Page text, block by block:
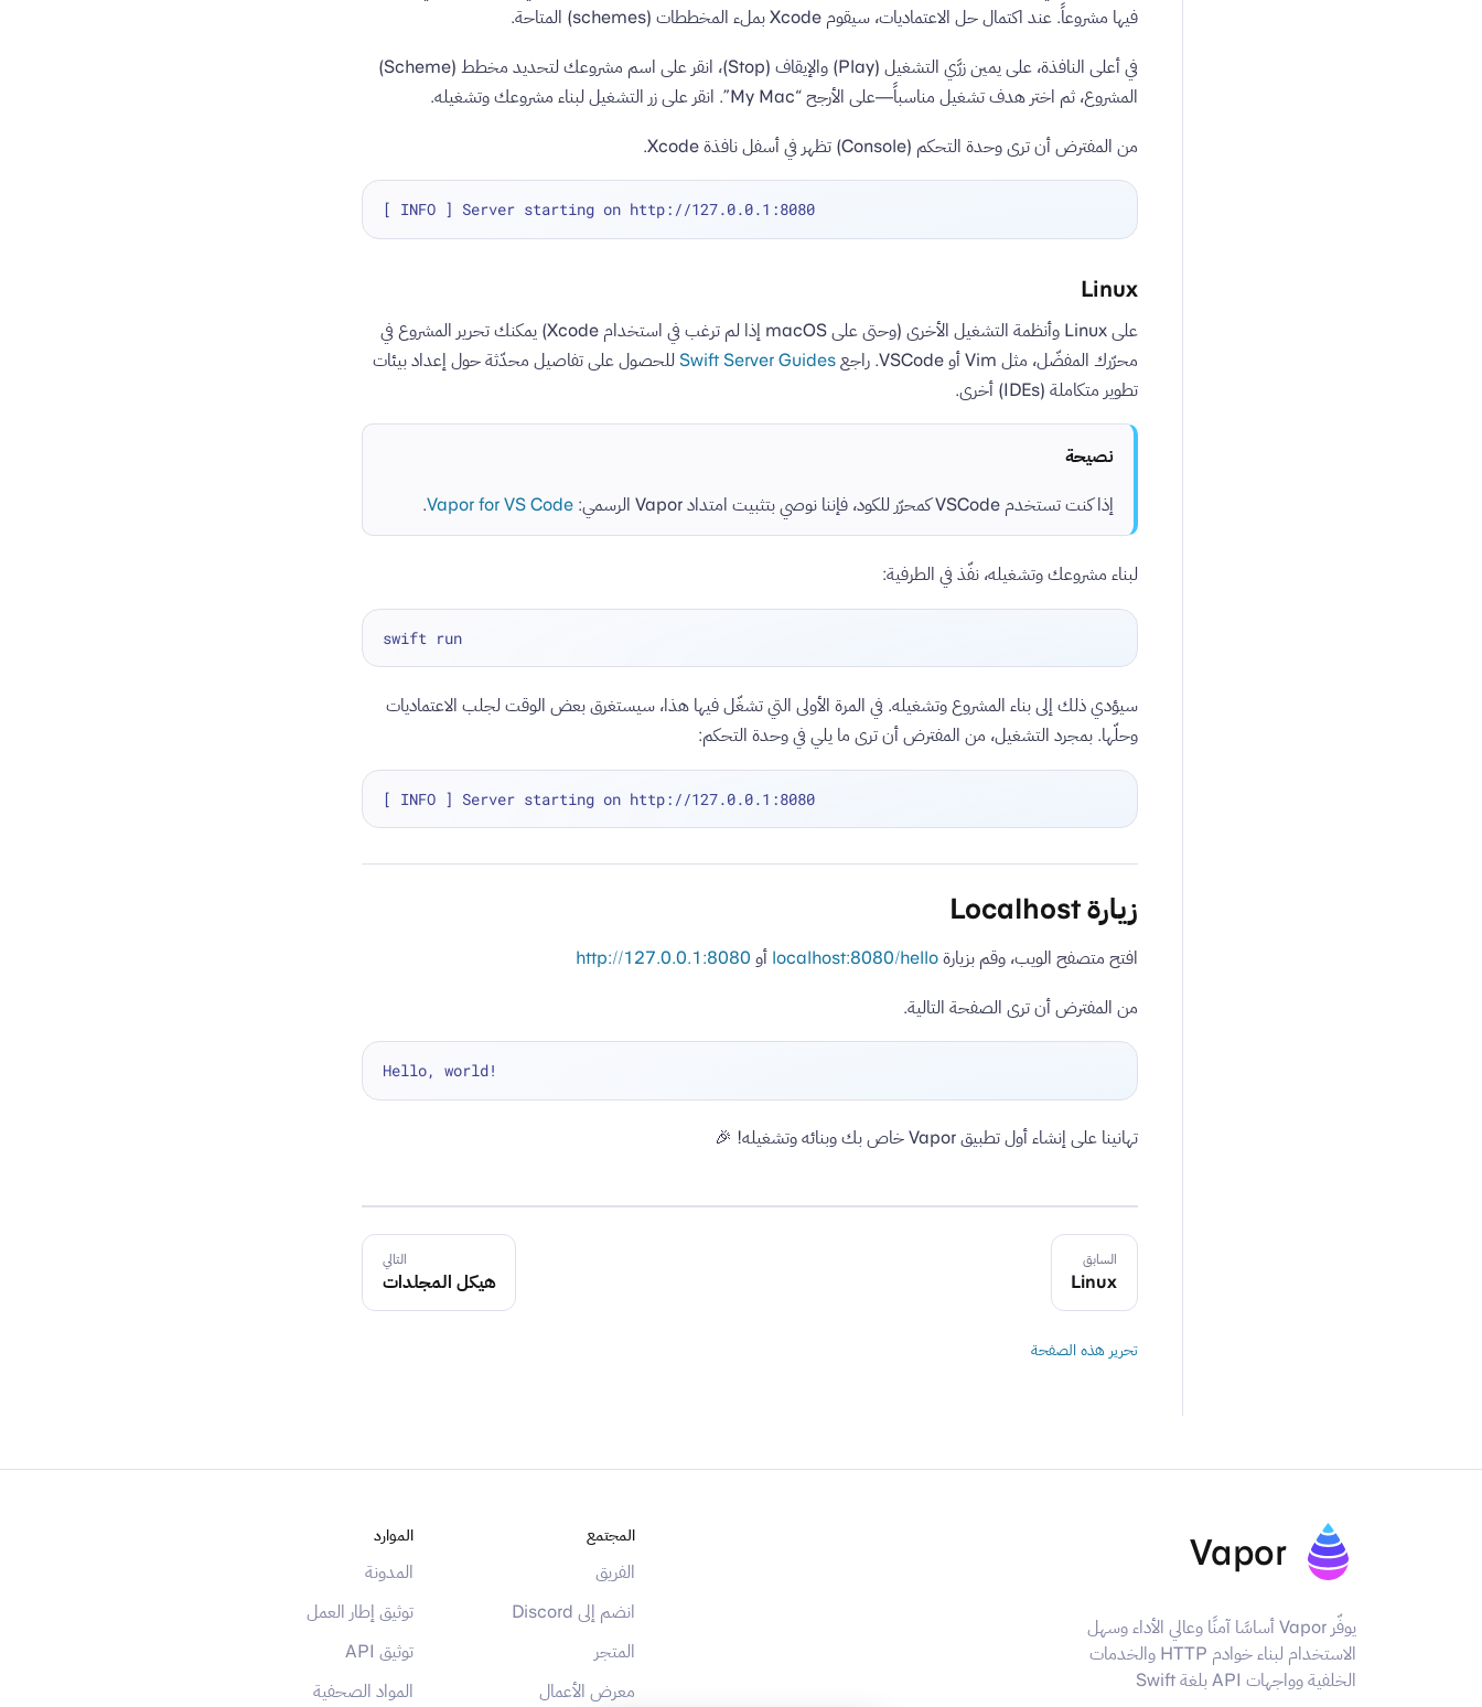
فيها مشروعاً. عند اكتمال حل الاعتماديات، سيقوم Xcode بملء المخططات (schemes) المتاحة.
في أعلى النافذة، على يمين زرَّي التشغيل (Play) والإيقاف (Stop)، انقر على اسم مشروعك لتحديد مخطط (Scheme)
المشروع، ثم اختر هدف تشغيل مناسباً—على الأرجح “My Mac”. انقر على زر التشغيل لبناء مشروعك وتشغيله.
من المفترض أن ترى وحدة التحكم (Console) تظهر في أسفل نافذة Xcode.
[ INFO ] Server starting on http://127.0.0.1:8080
Linux
على Linux وأنظمة التشغيل الأخرى (وحتى على macOS إذا لم ترغب في استخدام Xcode) يمكنك تحرير المشروع في
محرّرك المفضّل، مثل Vim أو VSCode. راجع
Swift Server Guides للحصول على تفاصيل محدّثة حول إعداد بيئات
تطوير متكاملة (IDEs) أخرى.
نصيحة
إذا كنت تستخدم VSCode كمحرّر للكود، فإننا نوصي بتثبيت امتداد Vapor الرسمي: Vapor for VS Code
.
لبناء مشروعك وتشغيله، نفّذ في الطرفية:
swift run
سيؤدي ذلك إلى بناء المشروع وتشغيله. في المرة الأولى التي تشغّل فيها هذا، سيستغرق بعض الوقت لجلب الاعتماديات
وحلّها. بمجرد التشغيل، من المفترض أن ترى ما يلي في وحدة التحكم:
[ INFO ] Server starting on http://127.0.0.1:8080
زيارة Localhost
افتح متصفح الويب، وقم بزيارة localhost:8080/hello أو http://127.0.0.1:8080
من المفترض أن ترى الصفحة التالية.
تهانينا على إنشاء أول تطبيق Vapor خاص بك وبنائه وتشغيله! 🎉
السابق
Linux
التالي
هيكل المجلدات
تحرير هذه الصفحة
Vapor
يوفّر Vapor أساسًا آمنًا وعالي الأداء وسهل
الاستخدام لبناء خوادم HTTP والخدمات
الخلفية وواجهات API بلغة Swift
المجتمع
الفريق
انضم إلى Discord
المتجر
معرض الأعمال
الموارد
المدونة
توثيق إطار العمل
توثيق API
المواد الصحفية